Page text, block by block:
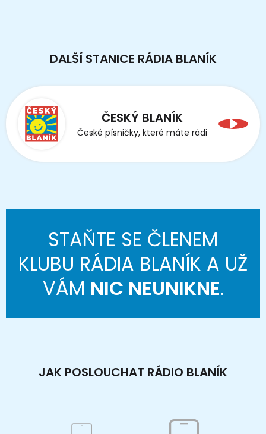
DALŠÍ STANICE RÁDIA BLANÍK
ČESKÝ BLANÍK
České písničky, které máte rádi
STAŇTE SE ČLENEM
KLUBU RÁDIA BLANÍK A UŽ
VÁM NIC NEUNIKNE.
JAK POSLOUCHAT RÁDIO BLANÍK